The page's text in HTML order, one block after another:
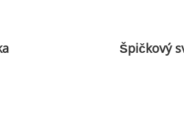
Špičkový